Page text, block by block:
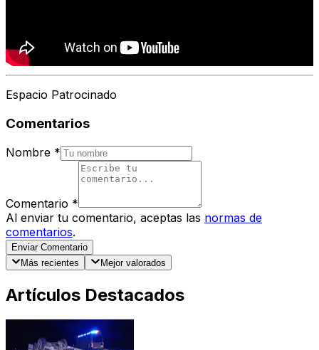
Espacio Patrocinado
Comentarios
Nombre *
Comentario *
Al enviar tu comentario, aceptas las normas de
comentarios.
Enviar Comentario
Más recientes
Mejor valorados
Artículos Destacados